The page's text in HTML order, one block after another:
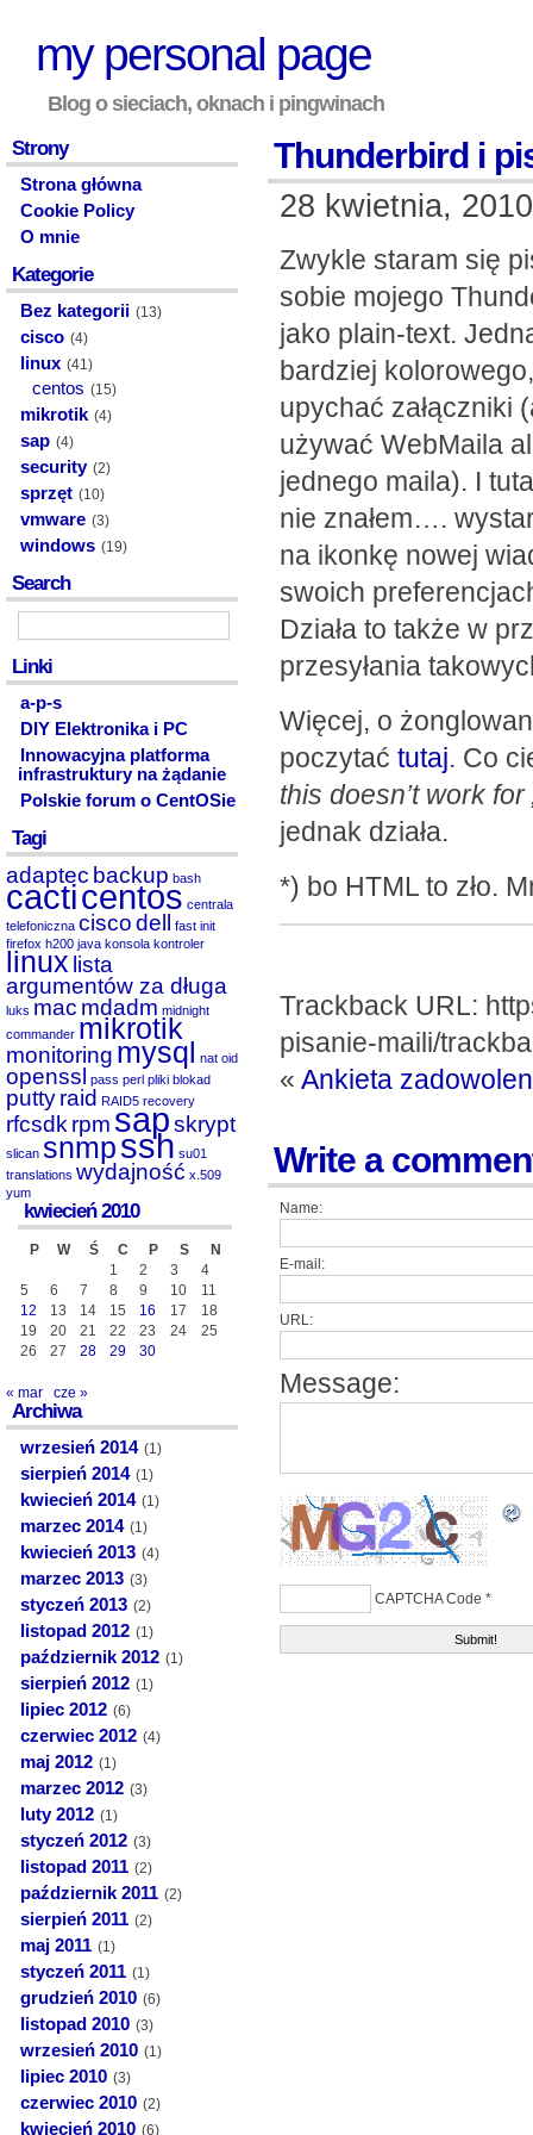
my personal page
Blog o sieciach, oknach i pingwinach
Thunderbird i
28 kwietnia,
Zwykle staram się
sobie mojego
jako plain-text.
bardziej
upychać załączniki
używać WebMaila
jednego maila). I
nie znałem….
na ikonkę nowej
swoich
Działa to także w
przesyłania
Więcej, o
poczytać tutaj. Co
this doesn’t work
jednak działa.
*) bo HTML to zło.
Trackback URL:
pisanie-maili/
« Ankieta
Write a
Name:
E-mail:
URL:
Message:
CAPTCHA Code *
Strony
Strona główna
Cookie Policy
O mnie
Kategorie
Bez kategorii (13)
cisco (4)
linux (41)
centos (15)
mikrotik (4)
sap (4)
security (2)
sprzęt (10)
vmware (3)
windows (19)
Search
Linki
a-p-s
DIY Elektronika i PC
Innowacyjna platforma
infrastruktury na żądanie
Polskie forum o CentOSie
Tagi
adaptec backup bash
cacticentos centrala
telefoniczna ciscodell
fast init
firefox h200 java konsola kontroler
linux lista
argumentów za długa
luks mac mdadm midnight
commander mikrotik
monitoring mysql nat oid
openssl pass perl pliki blokad
puttyraid RAID5 recovery
rfcsdk rpm sapskrypt
slican snmpssh su01
translations wydajność x.509
yum
kwiecień 2010
P W Ś C P S
N
1
2 3
4
5
6 7 8 9 10
11
12
13 14 15 16 17
18
19
20 21 22 23 24
25
26
27 28 29 30
« mar cze »
Archiwa
wrzesień 2014 (1)
sierpień 2014 (1)
kwiecień 2014 (1)
marzec 2014 (1)
kwiecień 2013 (4)
marzec 2013 (3)
styczeń 2013 (2)
listopad 2012 (1)
październik 2012 (1)
sierpień 2012 (1)
lipiec 2012 (6)
czerwiec 2012 (4)
maj 2012 (1)
marzec 2012 (3)
luty 2012 (1)
styczeń 2012 (3)
listopad 2011 (2)
październik 2011 (2)
sierpień 2011 (2)
maj 2011 (1)
styczeń 2011 (1)
grudzień 2010 (6)
listopad 2010 (3)
wrzesień 2010 (1)
lipiec 2010 (3)
czerwiec 2010 (2)
kwiecień 2010 (6)